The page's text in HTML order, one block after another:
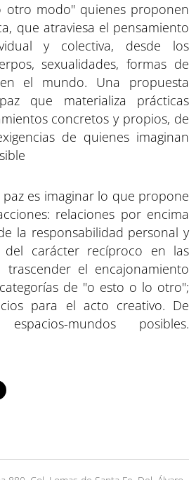
otro modo" quienes proponen
que atraviesa el pensamiento
y colectiva, desde los
sexualidades, formas de
el mundo. Una propuesta
que materializa prácticas
concretos y propios, de
de quienes imaginan
es imaginar lo que propone
relaciones por encima
la responsabilidad personal y
del carácter recíproco en las
trascender el encajonamiento
de "o esto o lo otro";
para el acto creativo. De
mundos posibles.